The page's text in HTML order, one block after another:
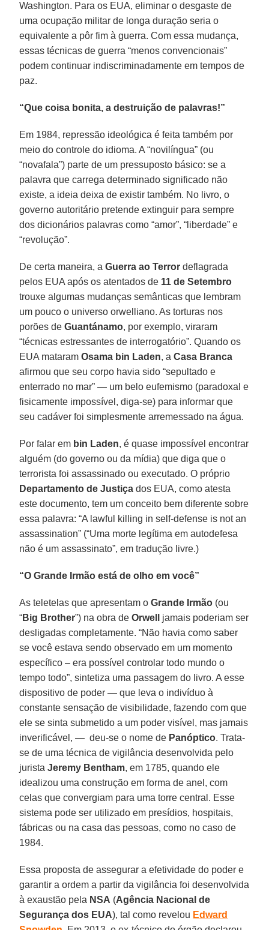
Washington. Para os EUA, eliminar o desgaste de
uma ocupação militar de longa duração seria o
equivalente a pôr fim à guerra. Com essa mudança,
essas técnicas de guerra “menos convencionais”
podem continuar indiscriminadamente em tempos de
paz.
“Que coisa bonita, a destruição de palavras!”
Em 1984, repressão ideológica é feita também por
meio do controle do idioma. A “novilíngua” (ou
“novafala”) parte de um pressuposto básico: se a
palavra que carrega determinado significado não
existe, a ideia deixa de existir também. No livro, o
governo autoritário pretende extinguir para sempre
dos dicionários palavras como “amor”, “liberdade” e
“revolução”.
De certa maneira, aGuerra ao Terror deflagrada
pelos EUA após os atentados de 11 de Setembro
trouxe algumas mudanças semânticas que lembram
um pouco o universo orwelliano. As torturas nos
porões deGuantánamo, por exemplo, viraram
“técnicas estressantes de interrogatório”. Quando os
EUA mataramOsama bin Laden, aCasa Branca
afirmou que seu corpo havia sido “sepultado e
enterrado no mar” — um belo eufemismo (paradoxal e
fisicamente impossível, diga-se) para informar que
seu cadáver foi simplesmente arremessado na água.
Por falar em bin Laden, é quase impossível encontrar
alguém (do governo ou da mídia) que diga que o
terrorista foi assassinado ou executado. O próprio
Departamento de Justiça dos EUA, como atesta
este documento, tem um conceito bem diferente sobre
essa palavra: “A lawful killing in self-defense is not an
assassination” (“Uma morte legítima em autodefesa
não é um assassinato”, em tradução livre.)
“O Grande Irmão está de olho em você”
As teletelas que apresentam oGrande Irmão (ou
“Big Brother”) na obra deOrwell
jamais poderiam ser
desligadas completamente. “Não havia como saber
se você estava sendo observado em um momento
específico – era possível controlar todo mundo o
tempo todo”, sintetiza uma passagem do livro. A esse
dispositivo de poder — que leva o indivíduo à
constante sensação de visibilidade, fazendo com que
ele se sinta submetido a um poder visível, mas jamais
inverificável, — deu-se o nome de Panóptico. Trata-
se de uma técnica de vigilância desenvolvida pelo
jurista Jeremy Bentham, em 1785, quando ele
idealizou uma construção em forma de anel, com
celas que convergiam para uma torre central. Esse
sistema pode ser utilizado em presídios, hospitais,
fábricas ou na casa das pessoas, como no caso de
1984.
Essa proposta de assegurar a efetividade do poder e
garantir a ordem a partir da vigilância foi desenvolvida
à exaustão pela NSA (Agência Nacional de
Segurança dos EUA), tal como revelou Edward